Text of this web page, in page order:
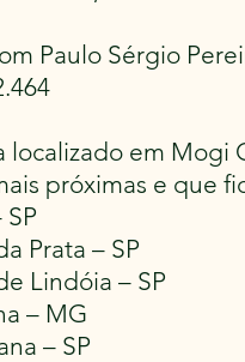
Paulo Sérgio
localizado em Mogi
próximas e que
Prata – SP
Lindóia – SP
– MG
– SP